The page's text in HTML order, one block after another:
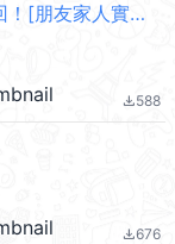
聊天好用！日常對話輕鬆回！[朋友家人實用] @kal_pc
file_download588
file_download676